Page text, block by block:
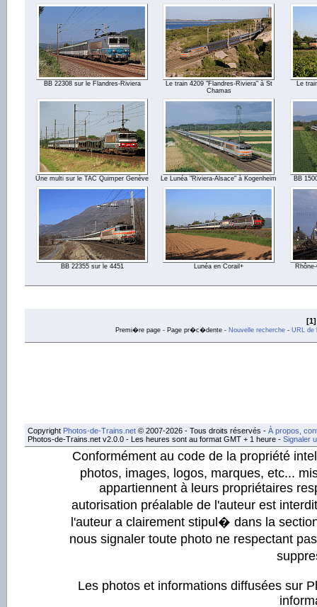
BB 22308 sur le Flandres-Riviera
Le train 4209 "Flandres-Riviera" à St
Chamas
Le
Une multi sur le TAC Quimper Genève Le Lunéa "Riviera-Alsace" à Kogenheim BB
BB 22355 sur le 4451 Lunéa en Corail+
[1]
Premi�re page - Page pr�c�dente - Nouvelle recherche - URL de
Copyright Photos-de-Trains.net © 2007-2026 - Tous droits réservés - À propos,
Photos-de-Trains.net v2.0.0 - Les heures sont au format GMT + 1 heure - Signaler
Conformément au code de la propriété
photos, images, logos, marques, etc...
appartiennent à leurs propriétaires
autorisation préalable de l'auteur est
l'auteur a clairement stipul� dans la
nous signaler toute photo ne respectant
Les photos et informations diffusées sur